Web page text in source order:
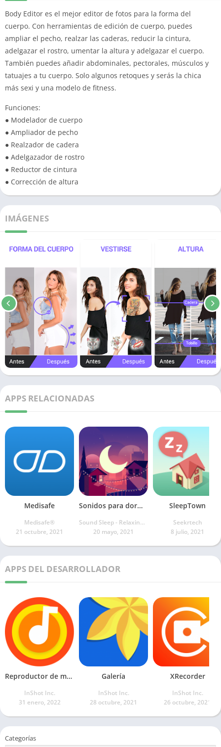
Body Editor es el mejor editor de fotos para la forma del
cuerpo. Con herramientas de edición de cuerpo, puedes
ampliar el pecho, realzar las caderas, reducir la cintura,
adelgazar el rostro, umentar la altura y adelgazar el cuerpo.
También puedes añadir abdominales, pectorales, músculos y
tatuajes a tu cuerpo. Solo algunos retoques y serás la chica
más sexi y una modelo de fitness.
Funciones:
● Modelador de cuerpo
● Ampliador de pecho
● Realzador de cadera
● Adelgazador de rostro
● Reductor de cintura
● Corrección de altura
IMÁGENES
APPS RELACIONADAS
Medisafe
Medisafe®
21 octubre, 2021
Sonidos para dormir
Sound Sleep - Relaxing Sounds and White Noise
20 mayo, 2021
SleepTown
Seekrtech
8 julio, 2021
APPS DEL DESARROLLADOR
Reproductor de música
InShot Inc.
31 enero, 2022
Galería
InShot Inc.
28 octubre, 2021
XRecorder
InShot Inc.
26 octubre, 2021
Categorías